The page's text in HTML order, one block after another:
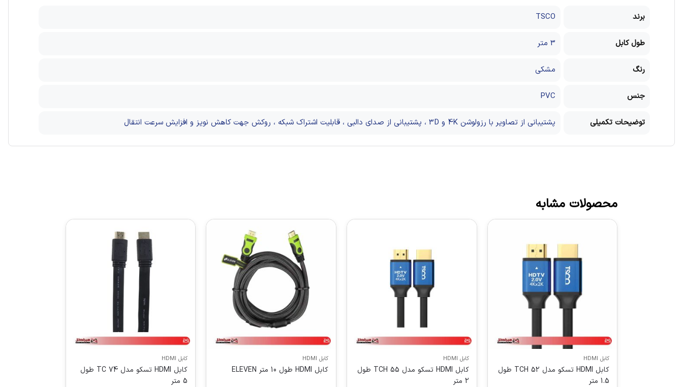
برند TSCO
طول کابل 3 متر
رنگ مشکی
جنس PVC
توضیحات تکمیلی پشتیبانی از تصاویر با رزولوشن 4K و 3D ، پشتیبانی از صدای دالبی ، قابلیت اشتراک شبکه ، روکش جهت کاهش نویز و افزایش سرعت انتقال
محصولات مشابه
کابل HDMI
کابل HDMI تسکو مدل TCH 52 طول
1.5 متر
کابل HDMI
کابل HDMI تسکو مدل TCH 55 طول
2 متر
کابل HDMI
کابل HDMI طول 10 متر ELEVEN
کابل HDMI
کابل HDMI تسکو مدل TC 74 طول
5 متر